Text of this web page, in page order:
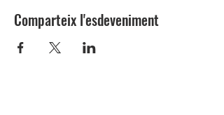
Comparteix l'esdeveniment